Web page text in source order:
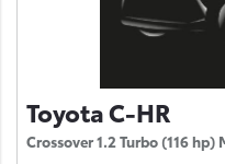
Toyota C-HR
Crossover 1.2 Turbo (116